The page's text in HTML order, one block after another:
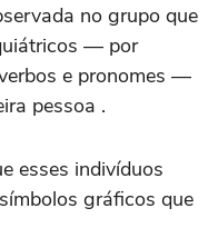
no grupo que
— por
e pronomes —
pessoa .
esses indivíduos
gráficos que